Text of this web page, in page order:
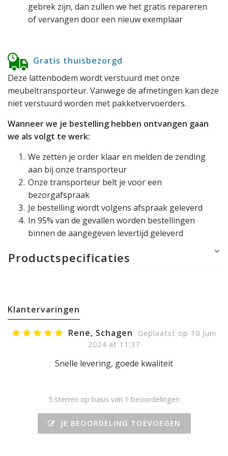
gebrek zijn, dan zullen we het gratis repareren
of vervangen door een nieuw exemplaar
Gratis thuisbezorgd
Deze lattenbodem wordt verstuurd met onze
meubeltransporteur. Vanwege de afmetingen kan deze
niet verstuurd worden met pakketvervoerders.
Wanneer we je bestelling hebben ontvangen gaan
we als volgt te werk:
We zetten je order klaar en melden de zending
aan bij onze transporteur
Onze transporteur belt je voor een
bezorgafspraak
Je bestelling wordt volgens afspraak geleverd
In 95% van de gevallen worden bestellingen
binnen de aangegeven levertijd geleverd
Productspecificaties
Klantervaringen
Rene, Schagen
Geplaatst op 10 Juni
2024 at 11:37
Snelle levering, goede kwaliteit
5 sterren op basis van 1 beoordelingen
JE BEOORDELING TOEVOEGEN